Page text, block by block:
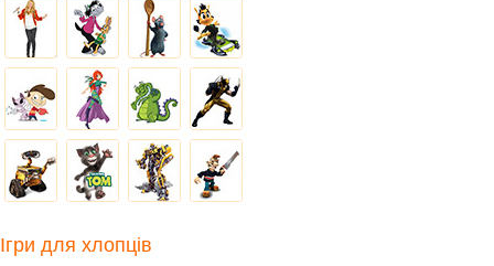
Ігри для хлопців